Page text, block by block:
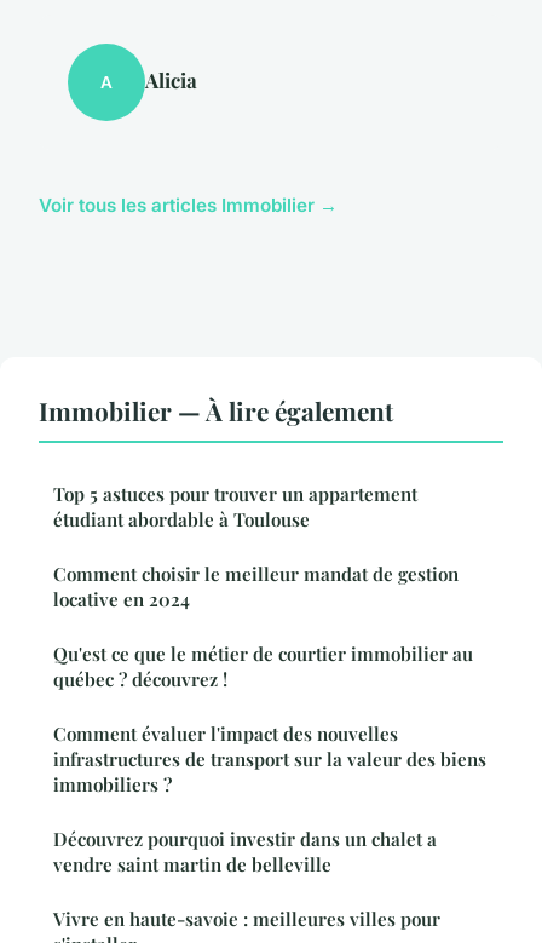
A Alicia
Voir tous les articles Immobilier →
Immobilier — À lire également
Top 5 astuces pour trouver un appartement
étudiant abordable à Toulouse
Comment choisir le meilleur mandat de gestion
locative en 2024
Qu'est ce que le métier de courtier immobilier au
québec ? découvrez !
Comment évaluer l'impact des nouvelles
infrastructures de transport sur la valeur des biens
immobiliers ?
Découvrez pourquoi investir dans un chalet a
vendre saint martin de belleville
Vivre en haute-savoie : meilleures villes pour